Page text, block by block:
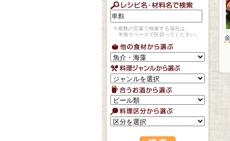
※複数の言葉で検索する場合は、
半角スペースで区切ってください。